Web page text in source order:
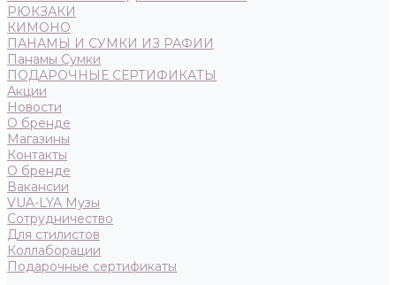
РЮКЗАКИ
КИМОНО
ПАНАМЫ И СУМКИ ИЗ РАФИИ
Панамы Сумки
ПОДАРОЧНЫЕ СЕРТИФИКАТЫ
Акции
Новости
О бренде
Магазины
Контакты
О бренде
Вакансии
VUA-LYA Музы
Сотрудничество
Для стилистов
Коллаборации
Подарочные сертификаты